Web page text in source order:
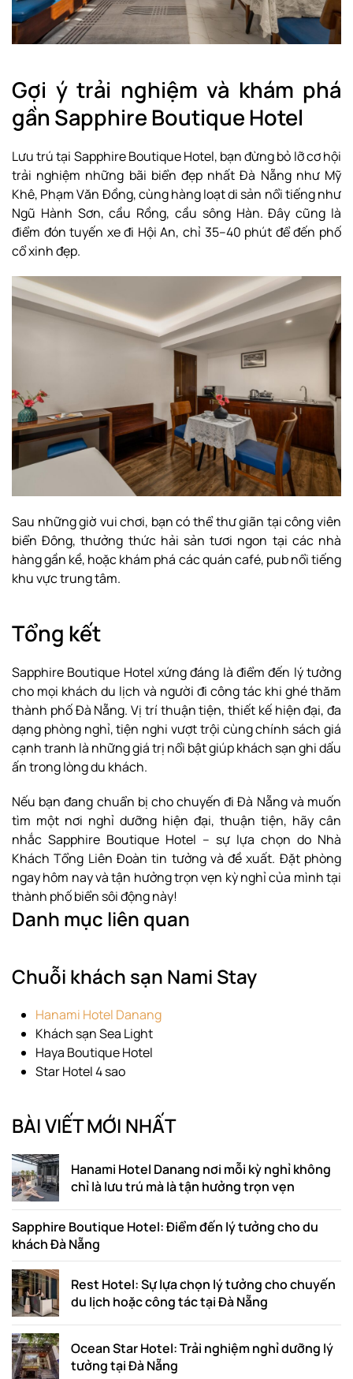
Gợi ý trải nghiệm và khám phá
gần Sapphire Boutique Hotel
Lưu trú tại Sapphire Boutique Hotel, bạn đừng bỏ lỡ cơ hội
trải nghiệm những bãi biển đẹp nhất Đà Nẵng như Mỹ
Khê, Phạm Văn Đồng, cùng hàng loạt di sản nổi tiếng như
Ngũ Hành Sơn, cầu Rồng, cầu sông Hàn. Đây cũng là
điểm đón tuyến xe đi Hội An, chỉ 35–40 phút để đến phố
cổ xinh đẹp.
Sau những giờ vui chơi, bạn có thể thư giãn tại công viên
biển Đông, thưởng thức hải sản tươi ngon tại các nhà
hàng gần kề, hoặc khám phá các quán café, pub nổi tiếng
khu vực trung tâm.
Tổng kết
Sapphire Boutique Hotel xứng đáng là điểm đến lý tưởng
cho mọi khách du lịch và người đi công tác khi ghé thăm
thành phố Đà Nẵng. Vị trí thuận tiện, thiết kế hiện đại, đa
dạng phòng nghỉ, tiện nghi vượt trội cùng chính sách giá
cạnh tranh là những giá trị nổi bật giúp khách sạn ghi dấu
ấn trong lòng du khách.
Nếu bạn đang chuẩn bị cho chuyến đi Đà Nẵng và muốn
tìm một nơi nghỉ dưỡng hiện đại, thuận tiện, hãy cân
nhắc Sapphire Boutique Hotel – sự lựa chọn do Nhà
Khách Tổng Liên Đoàn tin tưởng và đề xuất. Đặt phòng
ngay hôm nay và tận hưởng trọn vẹn kỳ nghỉ của mình tại
thành phố biển sôi động này!
Danh mục liên quan
Chuỗi khách sạn Nami Stay
Hanami Hotel Danang
Khách sạn Sea Light
Haya Boutique Hotel
Star Hotel 4 sao
BÀI VIẾT MỚI NHẤT
Hanami Hotel Danang nơi mỗi kỳ nghỉ không
chỉ là lưu trú mà là tận hưởng trọn vẹn
Sapphire Boutique Hotel: Điểm đến lý tưởng cho du
khách Đà Nẵng
Rest Hotel: Sự lựa chọn lý tưởng cho chuyến
du lịch hoặc công tác tại Đà Nẵng
Ocean Star Hotel: Trải nghiệm nghỉ dưỡng lý
tưởng tại Đà Nẵng